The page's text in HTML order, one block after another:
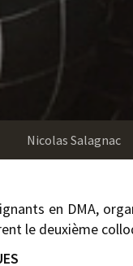
Nicolas Salagnac
en DMA,
le deuxième